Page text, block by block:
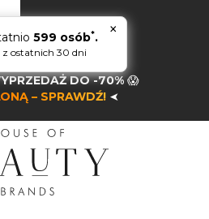
DO -70%😱
– SPRAWDŹ! ➤
×
599 osób*.
z ostatnich 30 dni